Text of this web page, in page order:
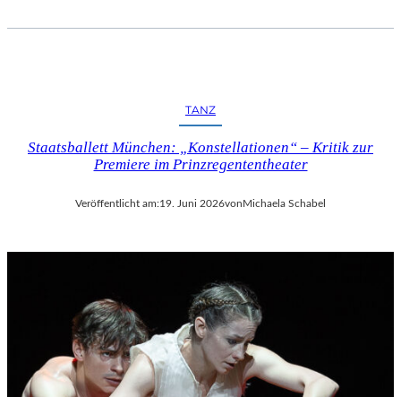
TANZ
Staatsballett München: „Konstellationen“ – Kritik zur
Premiere im Prinzregententheater
Veröffentlicht am:19. Juni 2026vonMichaela Schabel